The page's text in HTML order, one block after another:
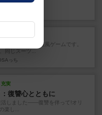
た際、3ゲー...
る2人対戦の麻雀風ゲームです。
同じスーツ...
っち
充実
復讐心とともに
活しました――復讐を伴って!オリ
楽し...